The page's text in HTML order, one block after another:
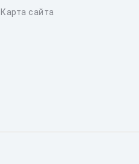
Карта сайта